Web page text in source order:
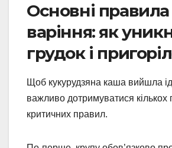
Основні правила
варіння: як
грудок і
Щоб кукурудзяна каша вийшла
важливо дотримуватися кількох
критичних правил.